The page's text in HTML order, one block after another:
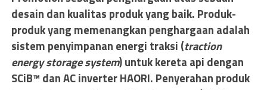
desain dan kualitas produk yang baik. Produk-
produk yang memenangkan penghargaan adalah
sistem penyimpanan energi traksi (traction
energy storage system) untuk kereta api dengan
SCiB™ dan AC inverter HAORI. Penyerahan produk